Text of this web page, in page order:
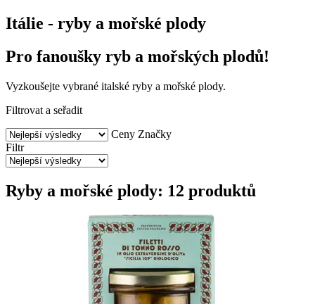
Itálie - ryby a mořské plody
Pro fanoušky ryb a mořských plodů!
Vyzkoušejte vybrané italské ryby a mořské plody.
Filtrovat a seřadit
Ceny Značky
Filtr
Ryby a mořské plody: 12 produktů